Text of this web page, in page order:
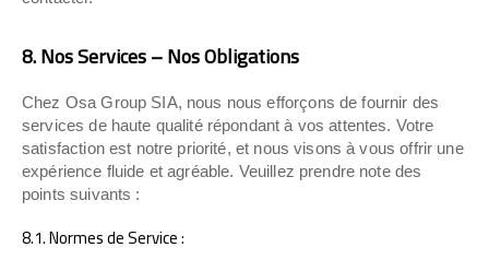
8. Nos Services – Nos Obligations
Chez Osa Group SIA, nous nous efforçons de fournir des
services de haute qualité répondant à vos attentes. Votre
satisfaction est notre priorité, et nous visons à vous offrir une
expérience fluide et agréable. Veuillez prendre note des
points suivants :
8.1. Normes de Service :